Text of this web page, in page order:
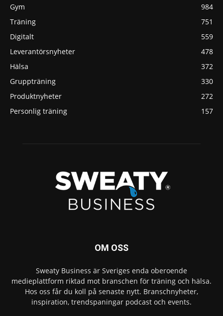
Gym
984
Träning
751
Digitalt
559
Leverantörsnyheter
478
Hälsa
372
Gruppträning
330
Produktnyheter
272
Personlig träning
157
OM OSS
Sweaty Business är Sveriges enda oberoende
medieplattform riktad mot branschen för träning och hälsa.
Hos oss får du koll på senaste nytt. Branschnyheter,
inspiration, trendspaningar podcast och events.